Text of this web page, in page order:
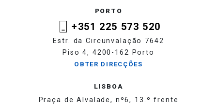
PORTO
+351 225 573 520
Estr. da Circunvalação 7642
Piso 4, 4200-162 Porto
OBTER DIRECÇÕES
LISBOA
Praça de Alvalade, nº6, 13.º frente